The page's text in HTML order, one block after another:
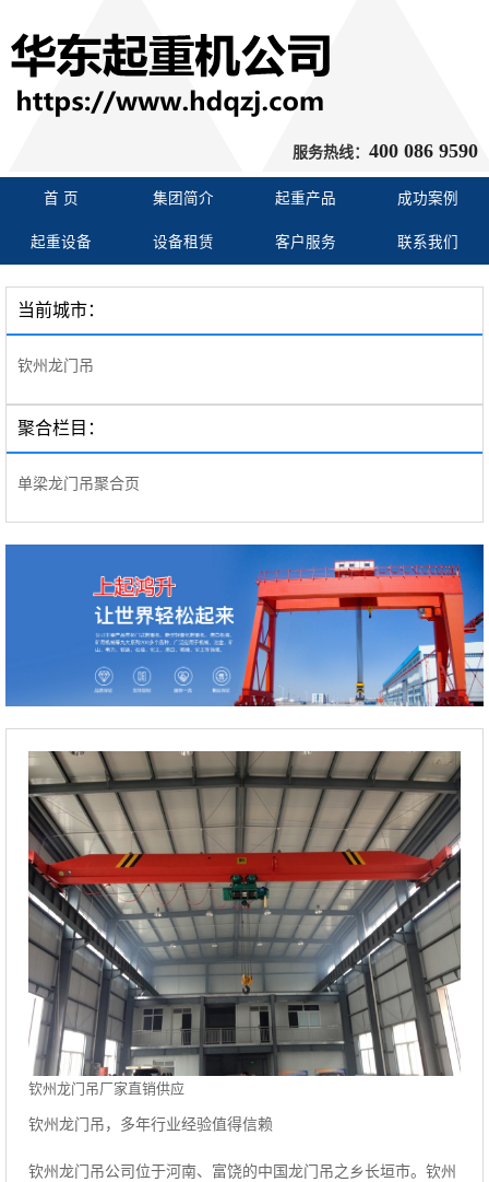
服务热线： 400 086 9590
首 页 集团简介 起重产品 成功案例
起重设备 设备租赁 客户服务 联系我们
当前城市：
钦州龙门吊
聚合栏目：
单梁龙门吊聚合页
钦州龙门吊厂家直销供应
钦州龙门吊，多年行业经验值得信赖
钦州龙门吊公司位于河南、富饶的中国龙门吊之乡长垣市。钦州